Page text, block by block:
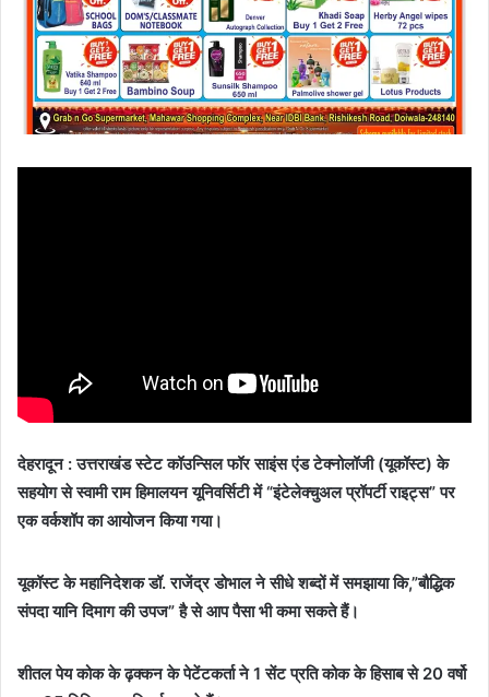
देहरादून : उत्तराखंड स्टेट कॉउन्सिल फॉर साइंस एंड टेक्नोलॉजी (यूकॉस्ट) के
सहयोग से स्वामी राम हिमालयन यूनिवर्सिटी में “इंटेलेक्चुअल प्रॉपर्टी राइट्स” पर
एक वर्कशॉप का आयोजन किया गया।
यूकॉस्ट के महानिदेशक डॉ. राजेंद्र डोभाल ने सीधे शब्दों में समझाया कि,”बौद्धिक
संपदा यानि दिमाग की उपज” है से आप पैसा भी कमा सकते हैं।
शीतल पेय कोक के ढ़क्कन के पेटेंटकर्ता ने 1 सेंट प्रति कोक के हिसाब से 20 वर्षो